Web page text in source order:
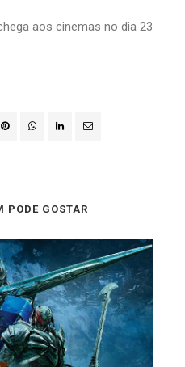
aos cinemas no dia 23
PODE GOSTAR